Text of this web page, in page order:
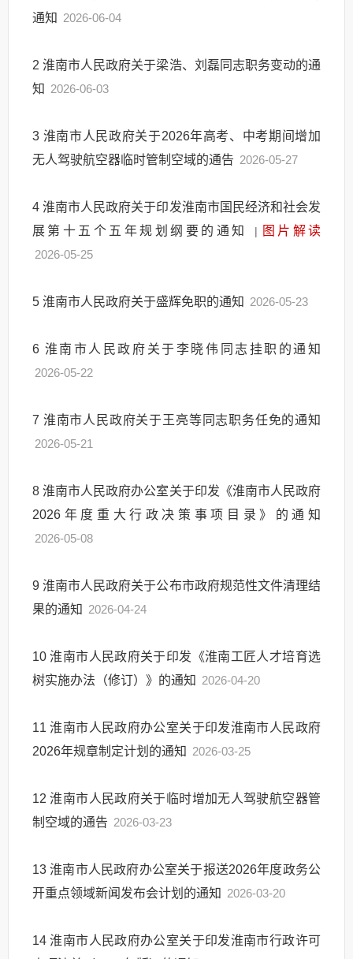
通知 2026-06-04
2 淮南市人民政府关于梁浩、刘磊同志职务变动的通
知 2026-06-03
3 淮南市人民政府关于2026年高考、中考期间增加
无人驾驶航空器临时管制空域的通告 2026-05-27
4 淮南市人民政府关于印发淮南市国民经济和社会发
展第十五个五年规划纲要的通知
|
图片解读
2026-05-25
5 淮南市人民政府关于盛辉免职的通知 2026-05-23
6 淮南市人民政府关于李晓伟同志挂职的通知
2026-05-22
7 淮南市人民政府关于王亮等同志职务任免的通知
2026-05-21
8 淮南市人民政府办公室关于印发《淮南市人民政府
2026年度重大行政决策事项目录》的通知
2026-05-08
9 淮南市人民政府关于公布市政府规范性文件清理结
果的通知 2026-04-24
10 淮南市人民政府关于印发《淮南工匠人才培育选
树实施办法（修订）》的通知 2026-04-20
11 淮南市人民政府办公室关于印发淮南市人民政府
2026年规章制定计划的通知 2026-03-25
12 淮南市人民政府关于临时增加无人驾驶航空器管
制空域的通告 2026-03-23
13 淮南市人民政府办公室关于报送2026年度政务公
开重点领域新闻发布会计划的通知 2026-03-20
14 淮南市人民政府办公室关于印发淮南市行政许可